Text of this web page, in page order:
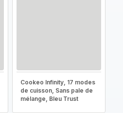
Cookeo Infinity, 17 modes
de cuisson, Sans pale de
mélange, Bleu Trust